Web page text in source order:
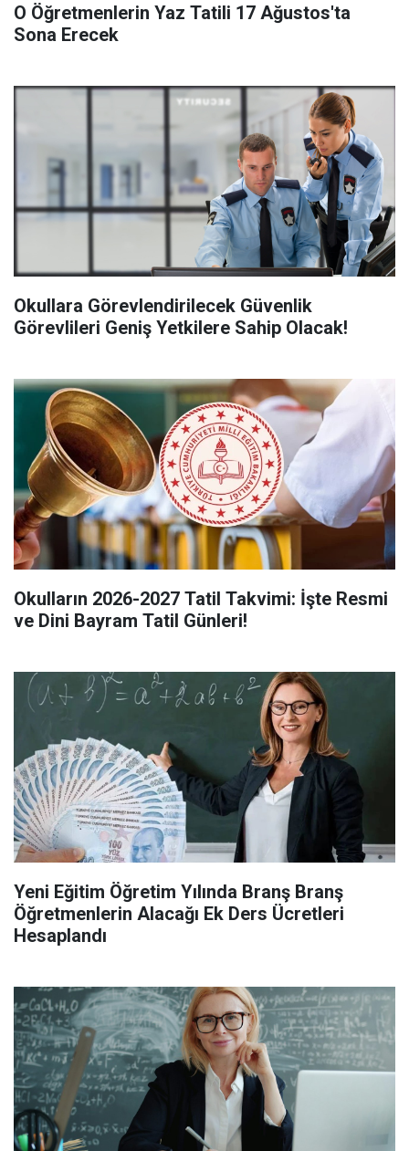
O Öğretmenlerin Yaz Tatili 17 Ağustos'ta
Sona Erecek
Okullara Görevlendirilecek Güvenlik
Görevlileri Geniş Yetkilere Sahip Olacak!
Okulların 2026-2027 Tatil Takvimi: İşte Resmi
ve Dini Bayram Tatil Günleri!
Yeni Eğitim Öğretim Yılında Branş Branş
Öğretmenlerin Alacağı Ek Ders Ücretleri
Hesaplandı